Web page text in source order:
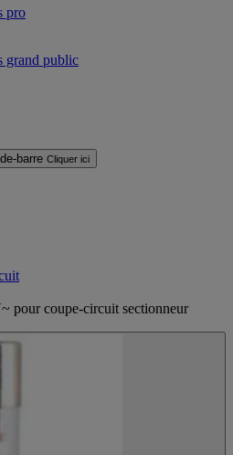
pro
grand public
barre Cliquer ici
pour coupe-circuit sectionneur